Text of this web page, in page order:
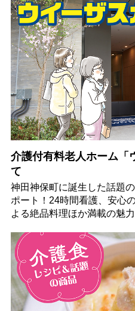
介護付有料老人ホーム「
て
神田神保町に誕生した話題
ポート！24時間看護、安心
よる絶品料理ほか満載の魅